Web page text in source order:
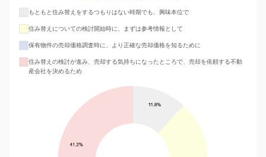
もともと住み替えをするつもりはない時期でも、興味本位で
住み替えについての検討開始時に、まずは参考情報として
保有物件の売却価格調査時に、より正確な売却価格を知るために
住み替えの検討が進み、売却する気持ちになったところで、売却を依頼する不動
産会社を決めるため